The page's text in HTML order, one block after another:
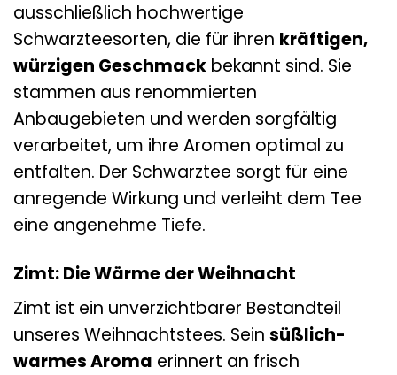
ausschließlich hochwertige
Schwarzteesorten, die für ihren kräftigen,
würzigen Geschmack bekannt sind. Sie
stammen aus renommierten
Anbaugebieten und werden sorgfältig
verarbeitet, um ihre Aromen optimal zu
entfalten. Der Schwarztee sorgt für eine
anregende Wirkung und verleiht dem Tee
eine angenehme Tiefe.
Zimt: Die Wärme der Weihnacht
Zimt ist ein unverzichtbarer Bestandteil
unseres Weihnachtstees. Sein süßlich-
warmes Aroma erinnert an frisch